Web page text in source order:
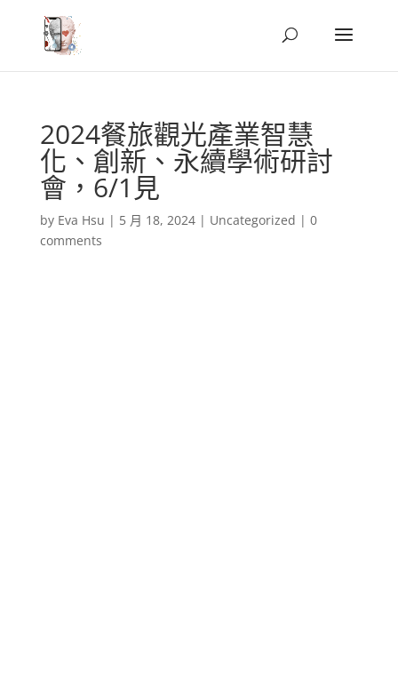
2024餐旅觀光產業智慧
化、創新、永續學術研討
會，6/1見
by Eva Hsu | 5 月 18, 2024| Uncategorized | 0
comments